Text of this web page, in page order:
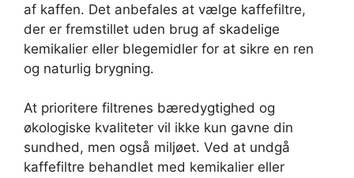
af kaffen. Det anbefales at vælge kaffefiltre,
der er fremstillet uden brug af skadelige
kemikalier eller blegemidler for at sikre en ren
og naturlig brygning.
At prioritere filtrenes bæredygtighed og
økologiske kvaliteter vil ikke kun gavne din
sundhed, men også miljøet. Ved at undgå
kaffefiltre behandlet med kemikalier eller